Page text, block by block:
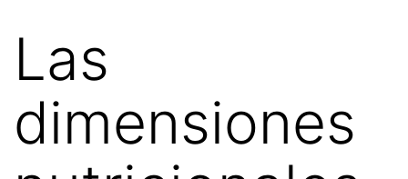
Las
dimensiones